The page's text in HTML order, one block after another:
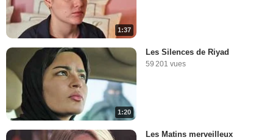
1:37
1:20
Les Silences de Riyad
59 201 vues
Les Matins merveilleux